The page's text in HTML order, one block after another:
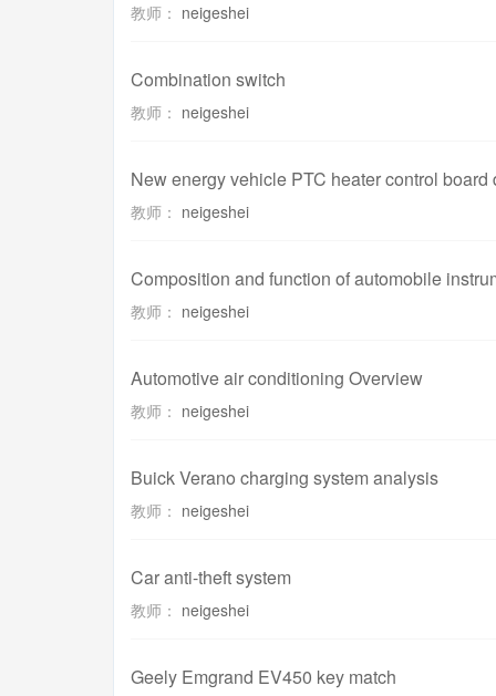
教师： neigeshei
Combination switch
教师： neigeshei
New energy vehicle PTC heater control board
教师： neigeshei
Composition and function of automobile
教师： neigeshei
Automotive air conditioning Overview
教师： neigeshei
Buick Verano charging system analysis
教师： neigeshei
Car anti-theft system
教师： neigeshei
Geely Emgrand EV450 key match